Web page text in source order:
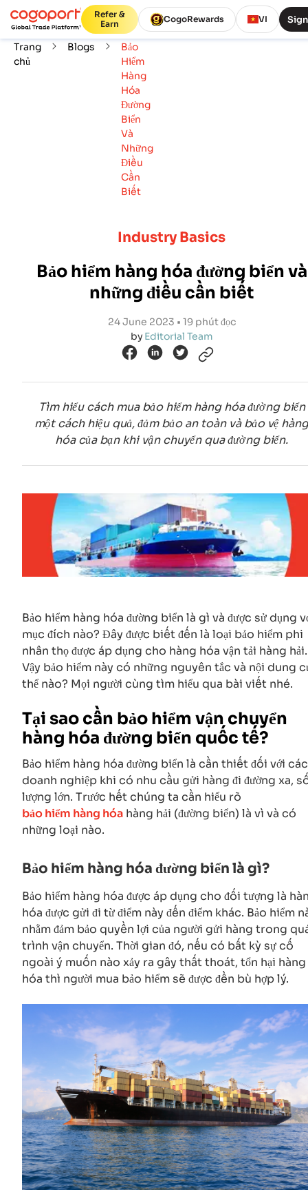
Refer &
Earn
CogoRewards VI
Trang
chủ
Blogs
Bảo
Hiểm
Hàng
Hóa
Đường
Biển
Và
Những
Điều
Cần
Biết
Industry Basics
Bảo hiểm hàng hóa đường biển và
những điều cần biết
24 June 2023 • 19 phút đọc
by Editorial Team
Tìm hiểu cách mua bảo hiểm hàng hóa đường biển
một cách hiệu quả, đảm bảo an toàn và bảo vệ hàng
hóa của bạn khi vận chuyển qua đường biển.
Bảo hiểm hàng hóa đường biển là gì và được sử dụng
mục đích nào? Đây được biết đến là loại bảo hiểm phi
nhân thọ được áp dụng cho hàng hóa vận tải hàng hải.
Vậy bảo hiểm này có những nguyên tắc và nội dung
thể nào? Mọi người cùng tìm hiểu qua bài viết nhé.
Tại sao cần bảo hiểm vận chuyển
hàng hóa đường biển quốc tế?
Bảo hiểm hàng hóa đường biển là cần thiết đối với các
doanh nghiệp khi có nhu cầu gửi hàng đi đường xa,
lượng lớn. Trước hết chúng ta cần hiểu rõ
bảo hiểm hàng hóa hàng hải (đường biển) là vì và có
những loại nào.
Bảo hiểm hàng hóa đường biển là gì?
Bảo hiểm hàng hóa được áp dụng cho đối tượng là
hóa được gửi đi từ điểm này đến điểm khác. Bảo hiểm
nhằm đảm bảo quyền lợi của người gửi hàng trong
trình vận chuyển. Thời gian đó, nếu có bất kỳ sự cố
ngoài ý muốn nào xảy ra gây thất thoát, tổn hại hàng
hóa thì người mua bảo hiểm sẽ được đền bù hợp lý.